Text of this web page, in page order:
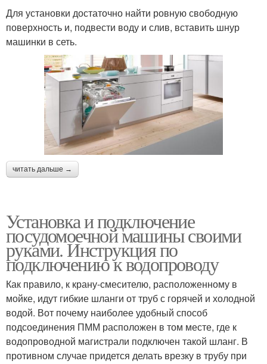
Для установки достаточно найти ровную свободную
поверхность и, подвести воду и слив, вставить шнур
машинки в сеть.
читать дальше →
Установка и подключение
посудомоечной машины своими
руками. Инструкция по
подключению к водопроводу
Как правило, к крану-смесителю, расположенному в
мойке, идут гибкие шланги от труб с горячей и холодной
водой. Вот почему наиболее удобный способ
подсоединения ПММ расположен в том месте, где к
водопроводной магистрали подключен такой шланг. В
противном случае придется делать врезку в трубу при